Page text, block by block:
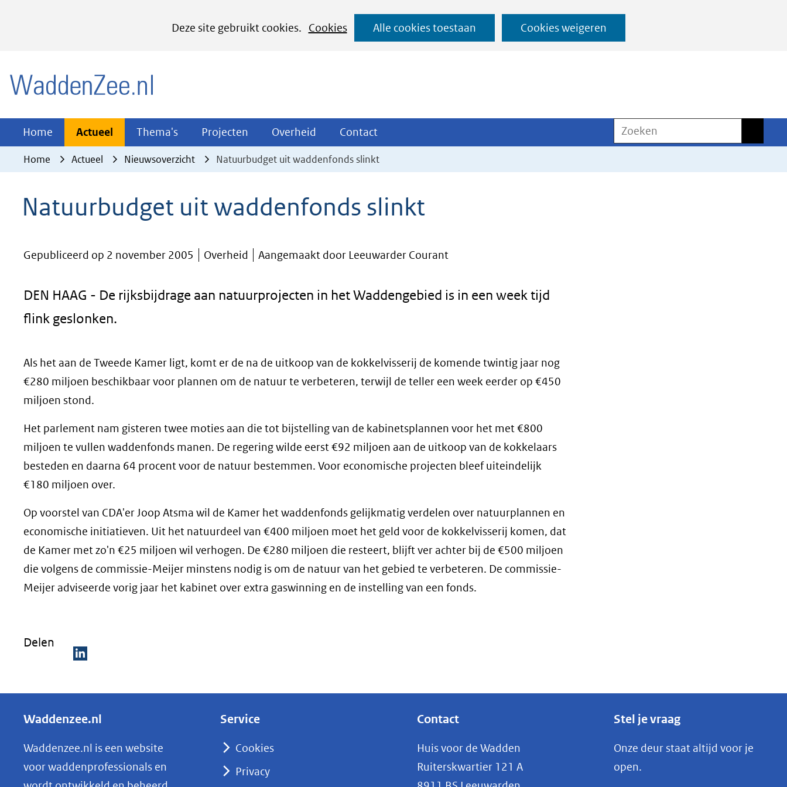
Deze site gebruikt cookies.
Cookies
het
cookies
website
worden
Alle cookies toestaan Cookies weigeren
Ga
naar
Home Actueel Actueel
Uitklappen
Thema's Thema's
Uitklappen
Projecten Projecten
Uitklappen
Overheid Overheid
Uitklappen
Contact
Uitklappen
Zoeken
Home Actueel Nieuwsoverzicht Natuurbudget uit waddenfonds slinkt
Natuurbudget uit waddenfonds slinkt
Gepubliceerd op 2 november 2005 Overheid Aangemaakt door Leeuwarder Courant
DEN HAAG - De rijksbijdrage aan natuurprojecten in het Waddengebied is in een week tijd
flink geslonken.
Als het aan de Tweede Kamer ligt, komt er de na de uitkoop van de kokkelvisserij de komende twintig jaar nog
€280 miljoen beschikbaar voor plannen om de natuur te verbeteren, terwijl de teller een week eerder op €450
miljoen stond.
Het parlement nam gisteren twee moties aan die tot bijstelling van de kabinetsplannen voor het met €800
miljoen te vullen waddenfonds manen. De regering wilde eerst €92 miljoen aan de uitkoop van de kokkelaars
besteden en daarna 64 procent voor de natuur bestemmen. Voor economische projecten bleef uiteindelijk
€180 miljoen over.
Op voorstel van CDA'er Joop Atsma wil de Kamer het waddenfonds gelijkmatig verdelen over natuurplannen en
economische initiatieven. Uit het natuurdeel van €400 miljoen moet het geld voor de kokkelvisserij komen, dat
de Kamer met zo'n €25 miljoen wil verhogen. De €280 miljoen die resteert, blijft ver achter bij de €500 miljoen
die volgens de commissie-Meijer minstens nodig is om de natuur van het gebied te verbeteren. De commissie-
Meijer adviseerde vorig jaar het kabinet over extra gaswinning en de instelling van een fonds.
Delen
e
e
n
o
p
Waddenzee.nl
Waddenzee.nl is een website
voor waddenprofessionals en
Service
Cookies
Privacy
Contact
Huis voor de Wadden
Ruiterskwartier 121 A
Stel je vraag
Onze deur staat altijd voor je
open.